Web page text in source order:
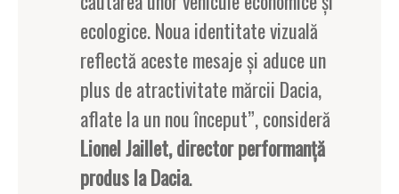
ecologice. Noua identitate vizuală
reflectă aceste mesaje şi aduce un
plus de atractivitate mărcii Dacia,
aflate la un nou început”, consideră
Lionel Jaillet, director performanţă
produs la Dacia.